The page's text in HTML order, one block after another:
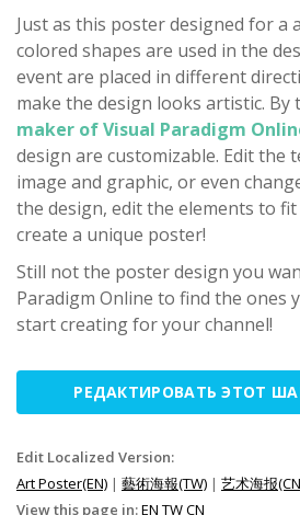
Just as this poster designed for a
colored shapes are used in the
event are placed in different
make the design looks artistic. By
maker of Visual Paradigm
design are customizable. Edit the
image and graphic, or even
the design, edit the elements to
create a unique poster!
Still not the poster design you
Paradigm Online to find the ones
start creating for your channel!
РЕДАКТИРОВАТЬ ЭТОТ
Edit Localized Version:
Art Poster(EN) | 藝術海報(TW) | 艺术海报
View this page in:EN TWCN